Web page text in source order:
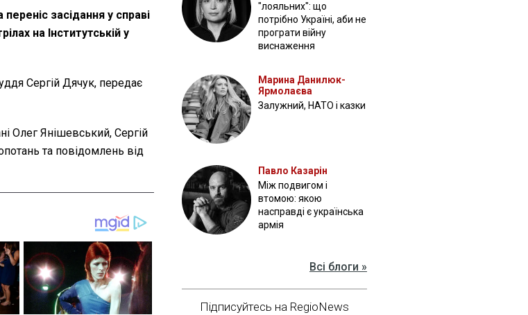
засідання у справі
на Інститутській у
Сергій Дячук, передає
Олег Янішевський, Сергій
та повідомлень від
"лояльних": що
потрібно Україні, аби не
програти війну
виснаження
Марина Данилюк-
Ярмолаєва
Залужний, НАТО і казки
Павло Казарін
Між подвигом і
втомою: якою
насправді є українська
армія
Всі блоги »
Підписуйтесь на RegioNews